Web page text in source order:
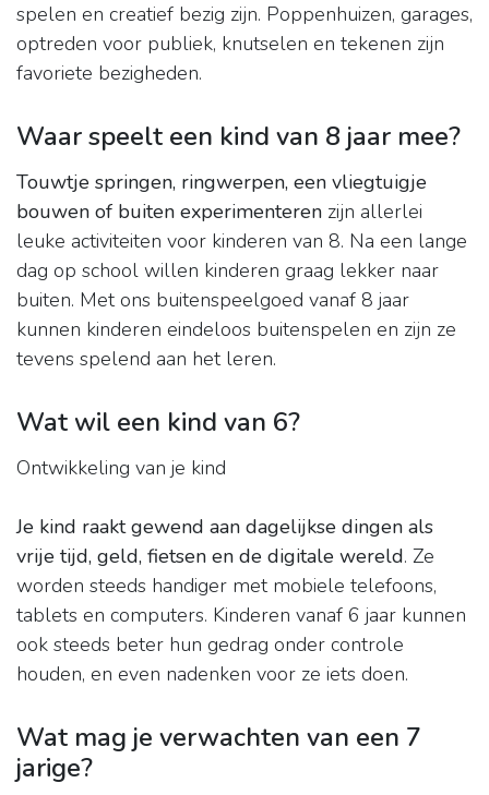
spelen en creatief bezig zijn. Poppenhuizen, garages,
optreden voor publiek, knutselen en tekenen zijn
favoriete bezigheden.
Waar speelt een kind van 8 jaar mee?
Touwtje springen, ringwerpen, een vliegtuigje
bouwen of buiten experimenteren zijn allerlei
leuke activiteiten voor kinderen van 8. Na een lange
dag op school willen kinderen graag lekker naar
buiten. Met ons buitenspeelgoed vanaf 8 jaar
kunnen kinderen eindeloos buitenspelen en zijn ze
tevens spelend aan het leren.
Wat wil een kind van 6?
Ontwikkeling van je kind
Je kind raakt gewend aan dagelijkse dingen als
vrije tijd, geld, fietsen en de digitale wereld. Ze
worden steeds handiger met mobiele telefoons,
tablets en computers. Kinderen vanaf 6 jaar kunnen
ook steeds beter hun gedrag onder controle
houden, en even nadenken voor ze iets doen.
Wat mag je verwachten van een 7
jarige?